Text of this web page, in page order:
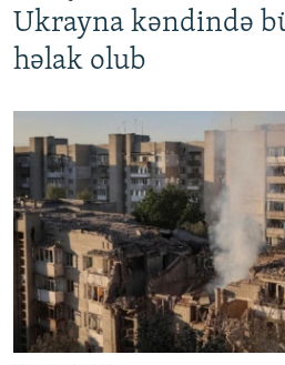
Ukrayna kəndində
həlak olub